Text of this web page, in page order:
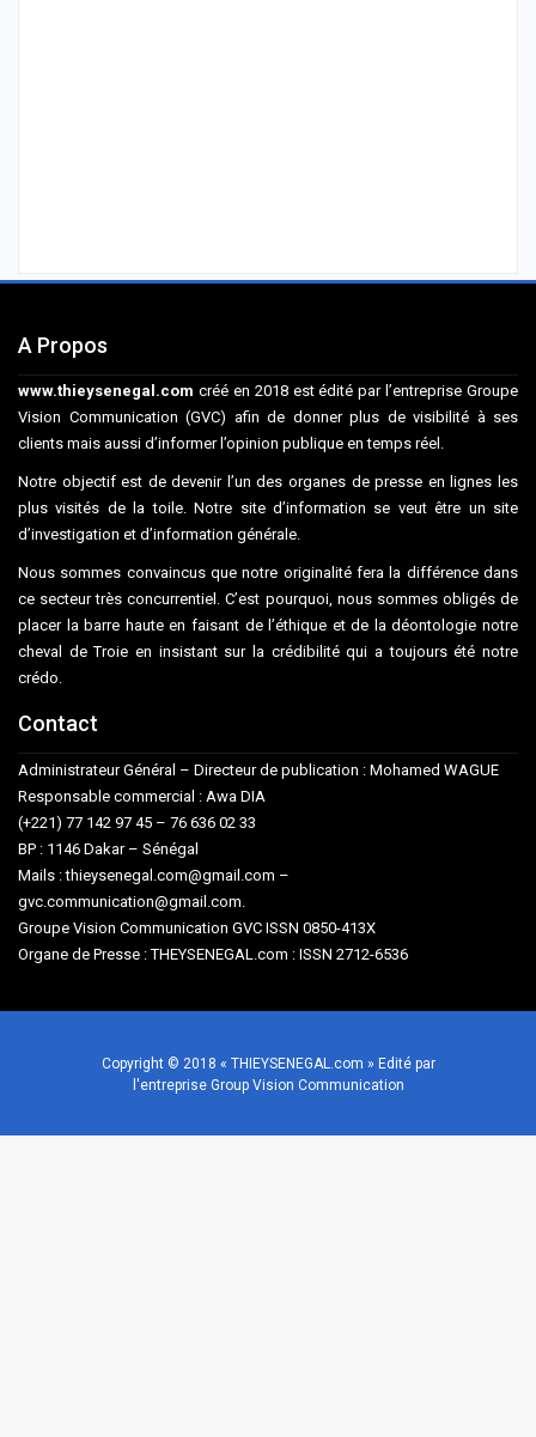
A Propos
www.thieysenegal.com créé en 2018 est édité par l’entreprise Groupe
Vision Communication (GVC) afin de donner plus de visibilité à ses
clients mais aussi d’informer l’opinion publique en temps réel.
Notre objectif est de devenir l’un des organes de presse en lignes les
plus visités de la toile. Notre site d’information se veut être un site
d’investigation et d’information générale.
Nous sommes convaincus que notre originalité fera la différence dans
ce secteur très concurrentiel. C’est pourquoi, nous sommes obligés de
placer la barre haute en faisant de l’éthique et de la déontologie notre
cheval de Troie en insistant sur la crédibilité qui a toujours été notre
crédo.
Contact
Administrateur Général – Directeur de publication : Mohamed WAGUE
Responsable commercial : Awa DIA
(+221) 77 142 97 45 – 76 636 02 33
BP : 1146 Dakar – Sénégal
Mails : thieysenegal.com@gmail.com –
gvc.communication@gmail.com.
Groupe Vision Communication GVC ISSN 0850-413X
Organe de Presse : THEYSENEGAL.com : ISSN 2712-6536
Copyright © 2018 « THIEYSENEGAL.com » Edité par
l'entreprise Group Vision Communication